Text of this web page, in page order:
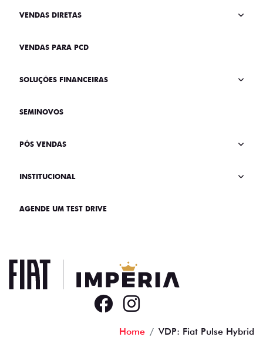
VENDAS DIRETAS
VENDAS PARA PCD
SOLUÇÕES FINANCEIRAS
SEMINOVOS
PÓS VENDAS
INSTITUCIONAL
AGENDE UM TEST DRIVE
Home VDP: Fiat Pulse Hybrid